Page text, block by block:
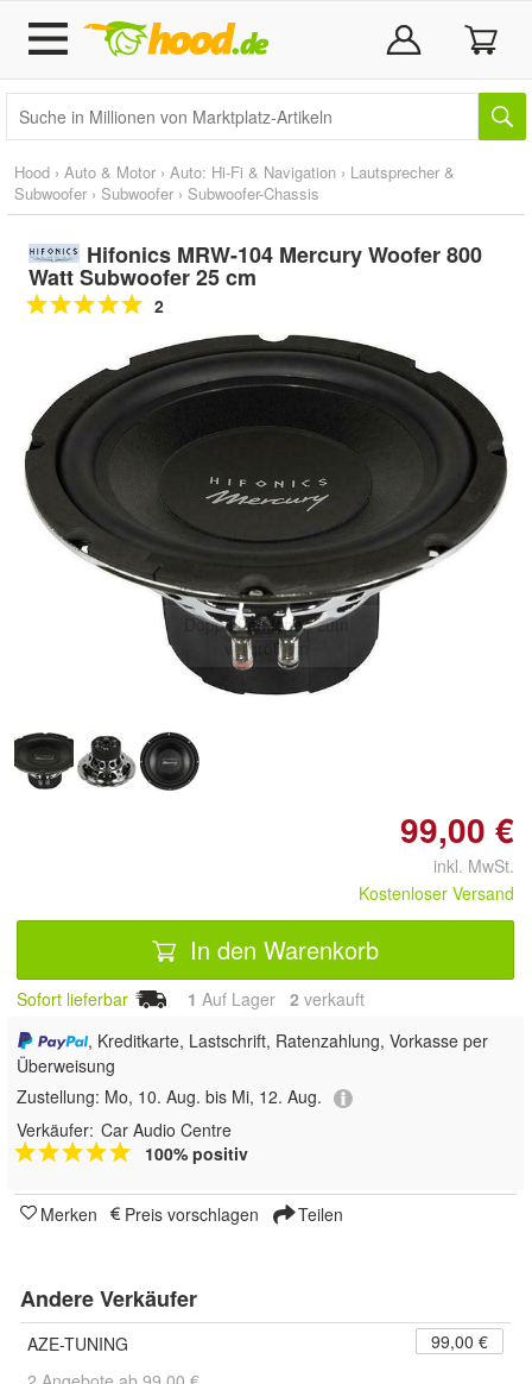
Hood › Auto & Motor › Auto: Hi-Fi & Navigation › Lautsprecher &
Subwoofer › Subwoofer › Subwoofer-Chassis
Hifonics MRW-104 Mercury Woofer 800
Watt Subwoofer 25 cm
2
Doppelt antippen zum
vergrößern
99,00 €
inkl. MwSt.
Kostenloser Versand
In den Warenkorb
Sofort lieferbar 1 Auf Lager 2 verkauft
, Kreditkarte, Lastschrift, Ratenzahlung, Vorkasse per
Überweisung
Zustellung: Mo, 10. Aug. bis Mi, 12. Aug.
Verkäufer: Car Audio Centre
100% positiv
Merken Preis vorschlagen Teilen
Andere Verkäufer
AZE-TUNING
99,00 €